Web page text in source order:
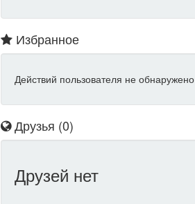
Избранное
Действий пользователя не обнаружено
Друзья (0)
Друзей нет